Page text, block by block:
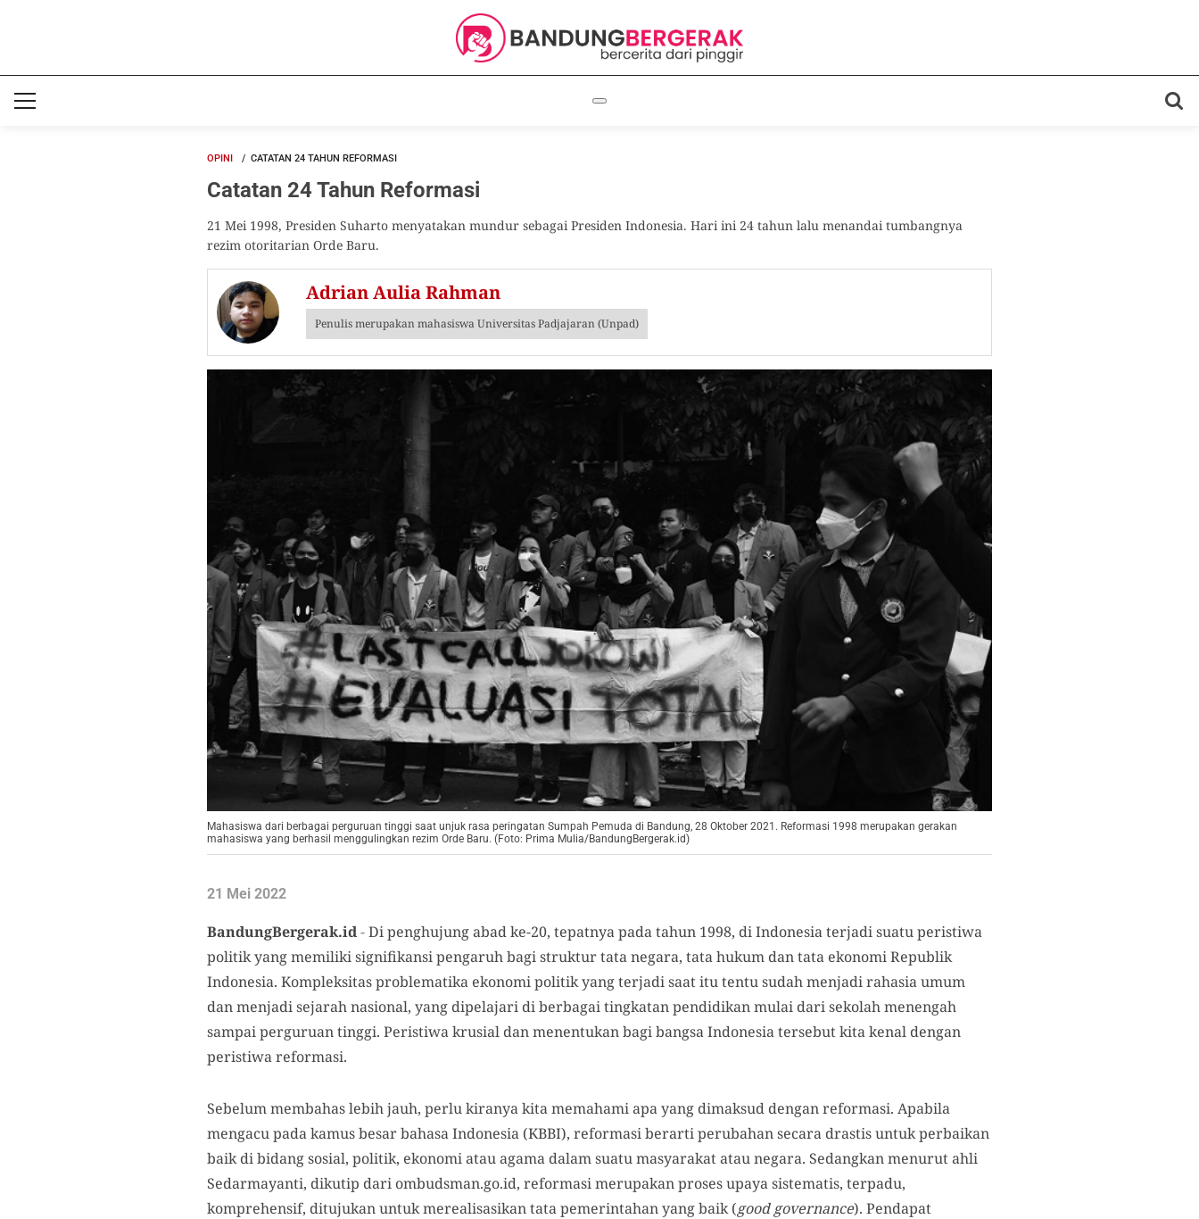
OPINI CATATAN 24 TAHUN REFORMASI
Catatan 24 Tahun Reformasi
21 Mei 1998, Presiden Suharto menyatakan mundur sebagai Presiden Indonesia. Hari ini 24 tahun lalu menandai tumbangnya
rezim otoritarian Orde Baru.
Adrian Aulia Rahman
Penulis merupakan mahasiswa Universitas Padjajaran (Unpad)
Mahasiswa dari berbagai perguruan tinggi saat unjuk rasa peringatan Sumpah Pemuda di Bandung, 28 Oktober 2021. Reformasi 1998 merupakan gerakan
mahasiswa yang berhasil menggulingkan rezim Orde Baru. (Foto: Prima Mulia/BandungBergerak.id)
21 Mei 2022
BandungBergerak.id-Di penghujung abad ke-20, tepatnya pada tahun 1998, di Indonesia terjadi suatu peristiwa
politik yang memiliki signifikansi pengaruh bagi struktur tata negara, tata hukum dan tata ekonomi Republik
Indonesia. Kompleksitas problematika ekonomi politik yang terjadi saat itu tentu sudah menjadi rahasia umum
dan menjadi sejarah nasional, yang dipelajari di berbagai tingkatan pendidikan mulai dari sekolah menengah
sampai perguruan tinggi. Peristiwa krusial dan menentukan bagi bangsa Indonesia tersebut kita kenal dengan
peristiwa reformasi.
Sebelum membahas lebih jauh, perlu kiranya kita memahami apa yang dimaksud dengan reformasi. Apabila
mengacu pada kamus besar bahasa Indonesia (KBBI), reformasi berarti perubahan secara drastis untuk perbaikan
baik di bidang sosial, politik, ekonomi atau agama dalam suatu masyarakat atau negara. Sedangkan menurut ahli
Sedarmayanti, dikutip dari ombudsman.go.id, reformasi merupakan proses upaya sistematis, terpadu,
komprehensif, ditujukan untuk merealisasikan tata pemerintahan yang baik (good governance). Pendapat